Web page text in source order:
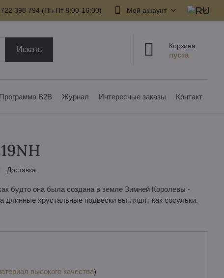
398 794​ (Пн-Пт 8:00-16:00) Мой аккаунт
Искать Корзина
Программа B2B Журнал Интересные заказы Контакт
Доставка
будто она была создана в земле Зимней Королевы -
хрустальные подвески выглядят как сосульки.
высокого качества)